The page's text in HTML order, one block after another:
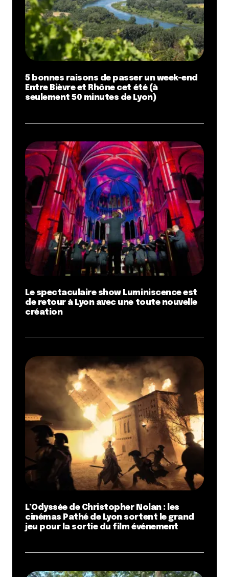
5 bonnes raisons de passer un week-end
Entre Bièvre et Rhône cet été (à
seulement 50 minutes de Lyon)
Le spectaculaire show Luminiscence est
de retour à Lyon avec une toute nouvelle
création
L’Odyssée de Christopher Nolan : les
cinémas Pathé de Lyon sortent le grand
jeu pour la sortie du film événement